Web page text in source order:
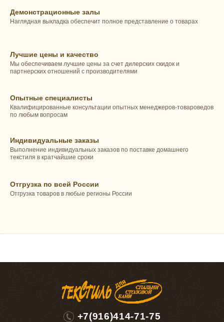
Демонстрационные залы
Наглядная выкладка обеспечит полное представление о товарах
Лучшие цены и качество
Мы обеспечиваем лучшие цены за счет дилерских скидок и
партнерских отношений с производителями
Опытные специалисты
Квалифицированные консультации опытных менеджеров-товароведов
по любым вопросам
Индивидуальные заказы
Выполнение индивидуальных заказов по поставке домашнего
текстиля в кратчайшие сроки
Отгрузка по всей России
Отгрузка товаров в любые регионы России
+7(916)414-71-75